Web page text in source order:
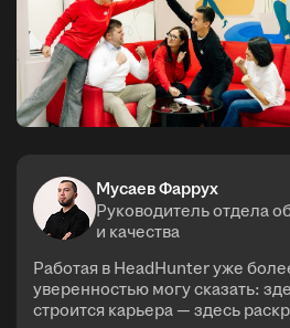
Мусаев Фаррух
Руководитель отдела
и качества
Работая в HeadHunter уже
уверенностью могу сказать:
строится карьера — здесь